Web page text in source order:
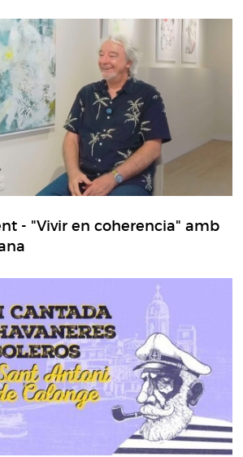
- "Vivir en coherencia" amb